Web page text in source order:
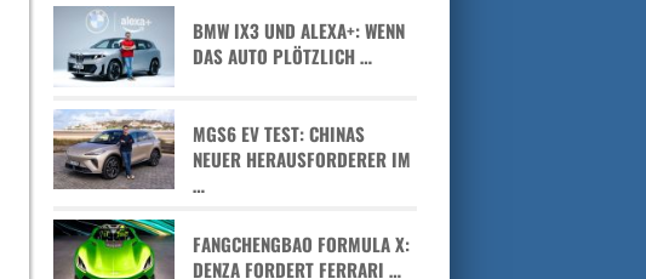
BMW IX3 UND ALEXA+: WENN
DAS AUTO PLÖTZLICH …
MGS6 EV TEST: CHINAS
NEUER HERAUSFORDERER IM
…
FANGCHENGBAO FORMULA X:
DENZA FORDERT FERRARI …